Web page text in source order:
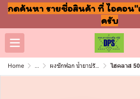
กดค้นหา รายชื่อสินค้า ที่ ไอคอน"
ครับ
Home ... ผงซักฟอก น้ำยาปรับผ้านุ่ม ล้างจาน ถูพื้น ไฮคลาส 500มล แดง(